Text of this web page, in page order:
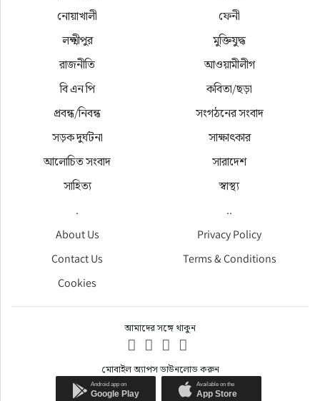
নোয়াখালী
ফেনী
লক্ষ্মীপুর
মুক্তিযুদ্ধ
রাজনীতি
আওয়ামীলীগ
বি এন পি
কবিতা/ছড়া
প্রবন্ধ/নিবন্ধ
সংগঠনের সংবাদ
সড়ক দুর্ঘটনা
সাক্ষাৎকার
আলোচিত সংবাদ
সারাদেশ
সাহিত্য
স্বাস্থ্য
.
..
About Us
Privacy Policy
Contact Us
Terms & Conditions
Cookies
আমাদের সঙ্গে থাকুন
মোবাইল অ্যাপস ডাউনলোড করুন